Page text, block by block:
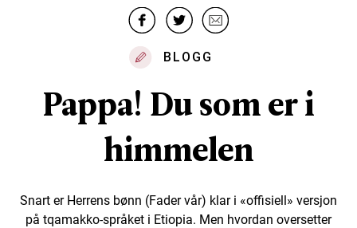
BLOGG
Pappa! Du som er i
himmelen
Snart er Herrens bønn (Fader vår) klar i «offisiell» versjon
på tqamakko-språket i Etiopia. Men hvordan oversetter